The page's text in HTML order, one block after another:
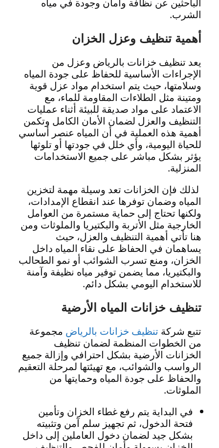
الباحثين عن نظافة وأمان وجودة في مياه
الشرب.
أهمية تنظيف وعزل الخزان
يعد تنظيف خزانات بالرياض وعزل من
الإجراءات الأساسية للحفاظ على جودة المياه
وسلامتها، حيث يتم استخدام مواد عزل قوية
ومتينة مثل الطلاءات المقاومة للماء، مع
الاعتماد على مواد صديقة للبيئة أثناء عمليات
التنظيف والعزل لضمان الأمان الكامل وتكمن
أهمية هذه العملية في أن المياه عنصر أساسي
للحياة اليومية، وأي خلل في جودتها أو تلوثها
يؤثر بشكل مباشر على جميع الاستخدامات
المنزلية.
لذلك فإن الخزانات تعد وسيلة مهمة لتخزين
المياه وضمان توفرها عند انقطاع الإمدادات،
ولكنها تحتاج إلى حماية مستمرة من العوامل
الخارجية مثل الأتربة والبكتيريا والملوثات ومن
هنا تأتي أهمية التنظيف والعزل، حيث
يساهمان في الحفاظ على نقاء المياه داخل
الخزان، ومنع تسرب الشوائب أو نمو الطحالب
والبكتيريا، مما يضمن توفير مياه نظيفة وآمنة
للاستخدام اليومي بشكل دائم.
تنظيف خزانات المياه الأرضية
تتبع شركة تنظيف خزانات بالرياض مجموعة
من الخطوات المنظمة لضمان تنظيف
الخزانات الأرضية بشكل احترافي وإزالة جميع
الرواسب والشوائب، مع تهيئتها لمرحلة التعقيم
والحفاظ على جودة المياه وحمايتها من
الملوثات.
في البداية يتم رفع غطاء الخزان وتأمين
فتحة الدخول، ثم تجهيز سلم آمن وتثبيته
بشكل جيد لضمان دخول العاملين إلى داخل